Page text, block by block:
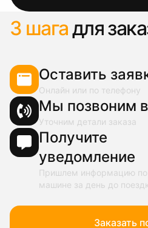
3 шагадля
Оставить
Онлайн или по телефону
Мы позвоним
Уточним детали заказа
Получите
уведомление
Пришлем информацию по
машине за день до
Заказать